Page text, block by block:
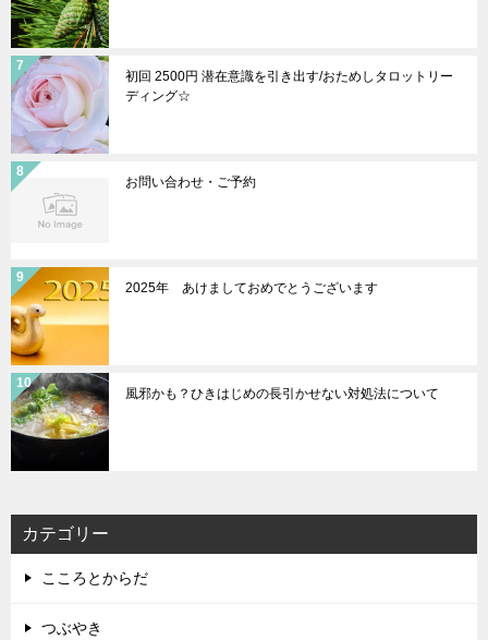
初回 2500円 潜在意識を引き出す/おためしタロットリー
ディング☆
お問い合わせ・ご予約
2025年 あけましておめでとうございます
風邪かも？ひきはじめの長引かせない対処法について
カテゴリー
こころとからだ
つぶやき